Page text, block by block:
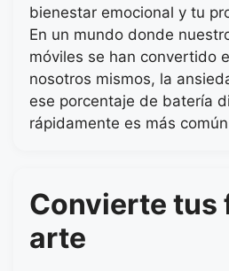
bienestar emocional y tu
En un mundo donde
móviles se han convertido
nosotros mismos, la
ese porcentaje de batería
rápidamente es más
Convierte tus
arte